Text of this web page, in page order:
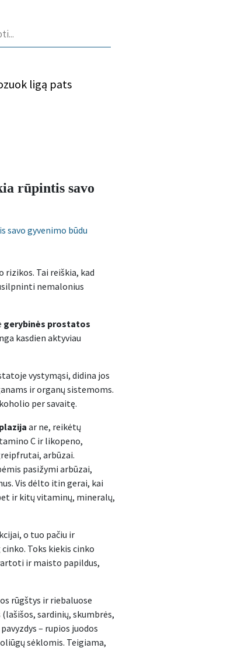
ligą pats
rūpintis savo
gyvenimo būdu
rizikos. Tai reiškia, kad
nemalonius
gerybinės prostatos
kasdien aktyviau
vystymąsi, didina jos
ir organų sistemoms.
per savaitę.
ar ne, reikėtų
C ir likopeno,
arbūzai.
pasižymi arbūzai,
Vis dėlto itin gerai, kai
ir kitų vitaminų, mineralų,
o tuo pačiu ir
Toks kiekis cinko
ir maisto papildus,
rūgštys ir riebaluose
sardinių, skumbrės,
– rupios juodos
sėklomis. Teigiama,